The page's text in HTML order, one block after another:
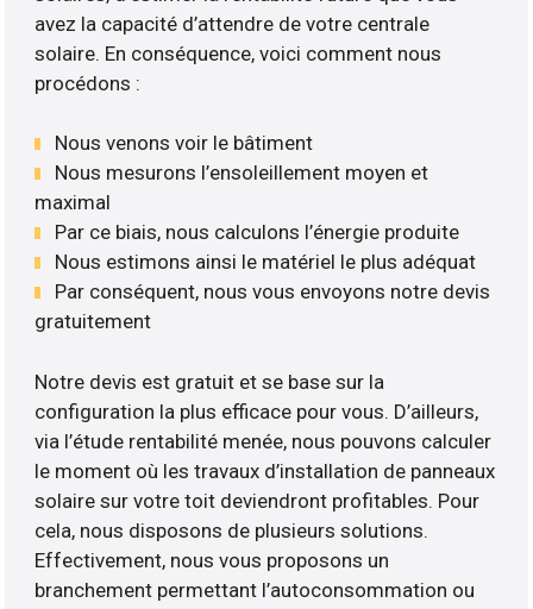
avez la capacité d’attendre de votre centrale
solaire. En conséquence, voici comment nous
procédons :
Nous venons voir le bâtiment
Nous mesurons l’ensoleillement moyen et
maximal
Par ce biais, nous calculons l’énergie produite
Nous estimons ainsi le matériel le plus adéquat
Par conséquent, nous vous envoyons notre devis
gratuitement
Notre devis est gratuit et se base sur la
configuration la plus efficace pour vous. D’ailleurs,
via l’étude rentabilité menée, nous pouvons calculer
le moment où les travaux d’installation de panneaux
solaire sur votre toit deviendront profitables. Pour
cela, nous disposons de plusieurs solutions.
Effectivement, nous vous proposons un
branchement permettant l’autoconsommation ou